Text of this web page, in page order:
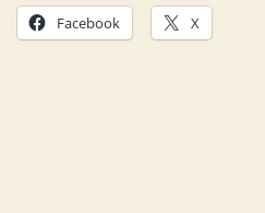
Facebook X